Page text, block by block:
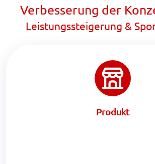
Verbesserung der
Leistungssteigerung &
Produkt